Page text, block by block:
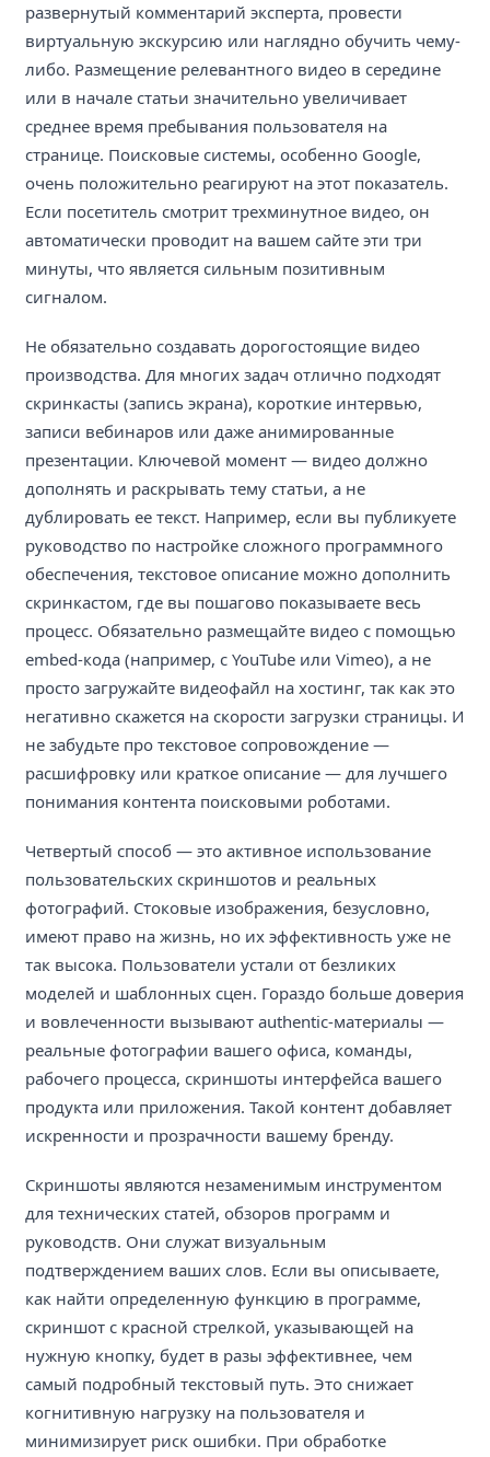
развернутый комментарий эксперта, провести
виртуальную экскурсию или наглядно обучить чему-
либо. Размещение релевантного видео в середине
или в начале статьи значительно увеличивает
среднее время пребывания пользователя на
странице. Поисковые системы, особенно Google,
очень положительно реагируют на этот показатель.
Если посетитель смотрит трехминутное видео, он
автоматически проводит на вашем сайте эти три
минуты, что является сильным позитивным
сигналом.
Не обязательно создавать дорогостоящие видео
производства. Для многих задач отлично подходят
скринкасты (запись экрана), короткие интервью,
записи вебинаров или даже анимированные
презентации. Ключевой момент — видео должно
дополнять и раскрывать тему статьи, а не
дублировать ее текст. Например, если вы публикуете
руководство по настройке сложного программного
обеспечения, текстовое описание можно дополнить
скринкастом, где вы пошагово показываете весь
процесс. Обязательно размещайте видео с помощью
embed-кода (например, с YouTube или Vimeo), а не
просто загружайте видеофайл на хостинг, так как это
негативно скажется на скорости загрузки страницы. И
не забудьте про текстовое сопровождение —
расшифровку или краткое описание — для лучшего
понимания контента поисковыми роботами.
Четвертый способ — это активное использование
пользовательских скриншотов и реальных
фотографий. Стоковые изображения, безусловно,
имеют право на жизнь, но их эффективность уже не
так высока. Пользователи устали от безликих
моделей и шаблонных сцен. Гораздо больше доверия
и вовлеченности вызывают authentic-материалы —
реальные фотографии вашего офиса, команды,
рабочего процесса, скриншоты интерфейса вашего
продукта или приложения. Такой контент добавляет
искренности и прозрачности вашему бренду.
Скриншоты являются незаменимым инструментом
для технических статей, обзоров программ и
руководств. Они служат визуальным
подтверждением ваших слов. Если вы описываете,
как найти определенную функцию в программе,
скриншот с красной стрелкой, указывающей на
нужную кнопку, будет в разы эффективнее, чем
самый подробный текстовый путь. Это снижает
когнитивную нагрузку на пользователя и
минимизирует риск ошибки. При обработке